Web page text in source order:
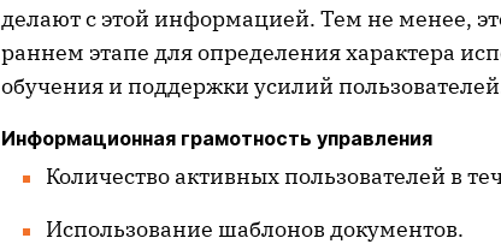
делают с этой информацией. Тем не менее,
раннем этапе для определения характера
обучения и поддержки усилий
Информационная грамотность управления
Количество активных пользователей в
Использование шаблонов документов.